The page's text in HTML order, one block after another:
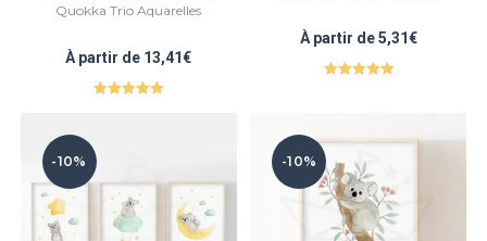
Quokka Trio Aquarelles
À partir de 13,41€
À partir de5,31€
-10% -10%